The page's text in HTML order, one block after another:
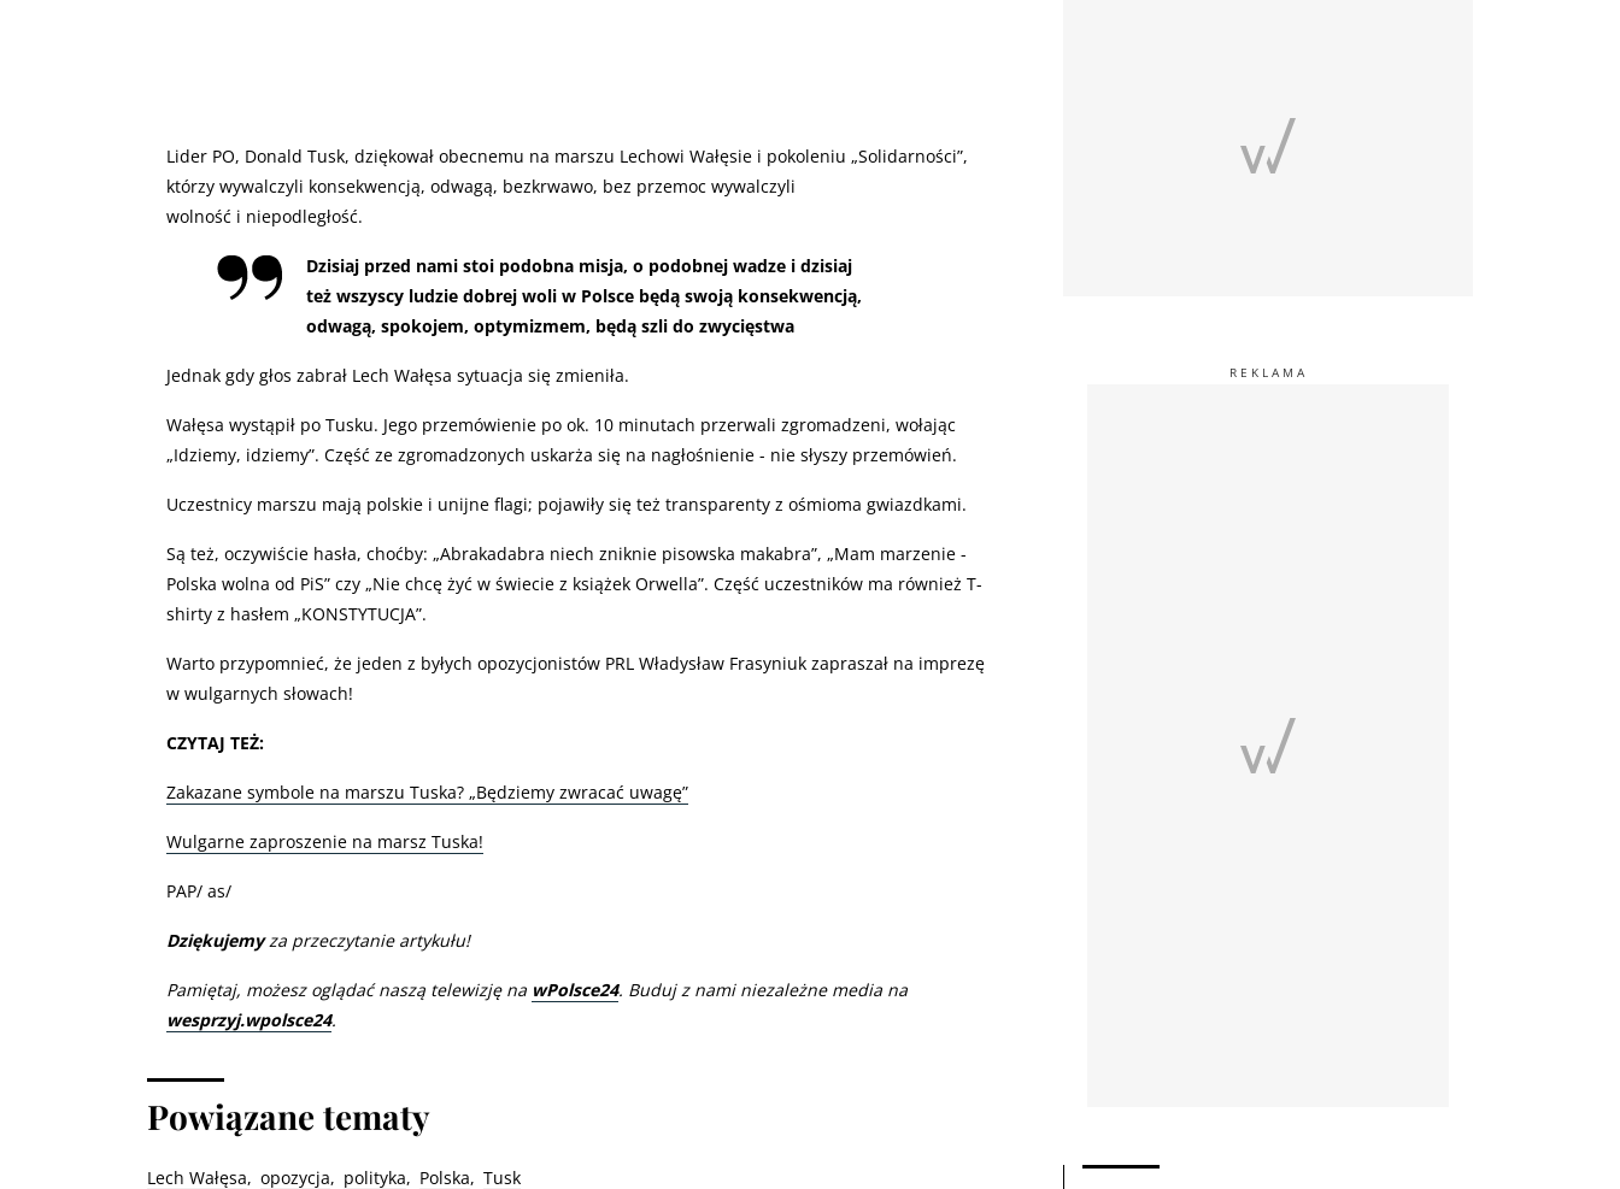
Lider PO, Donald Tusk, dziękował obecnemu na marszu Lechowi Wałęsie i pokoleniu „Solidarności”,
którzy wywalczyli konsekwencją, odwagą, bezkrwawo, bez przemoc wywalczyli
wolność i niepodległość.
Dzisiaj przed nami stoi podobna misja, o podobnej wadze i dzisiaj
też wszyscy ludzie dobrej woli w Polsce będą swoją konsekwencją,
odwagą, spokojem, optymizmem, będą szli do zwycięstwa
Jednak gdy głos zabrał Lech Wałęsa sytuacja się zmieniła.
Wałęsa wystąpił po Tusku. Jego przemówienie po ok. 10 minutach przerwali zgromadzeni, wołając
„Idziemy, idziemy”. Część ze zgromadzonych uskarża się na nagłośnienie - nie słyszy przemówień.
Uczestnicy marszu mają polskie i unijne flagi; pojawiły się też transparenty z ośmioma gwiazdkami.
Są też, oczywiście hasła, choćby: „Abrakadabra niech zniknie pisowska makabra”, „Mam marzenie -
Polska wolna od PiS” czy „Nie chcę żyć w świecie z książek Orwella”. Część uczestników ma również T-
shirty z hasłem „KONSTYTUCJA”.
Warto przypomnieć, że jeden z byłych opozycjonistów PRL Władysław Frasyniuk zapraszał na imprezę
w wulgarnych słowach!
CZYTAJ TEŻ:
Zakazane symbole na marszu Tuska? „Będziemy zwracać uwagę”
Wulgarne zaproszenie na marsz Tuska!
PAP/ as/
Dziękujemyza przeczytanie artykułu!
Pamiętaj, możesz oglądać naszą telewizję na wPolsce24. Buduj z nami niezależne media na
wesprzyj.wpolsce24.
Powiązane tematy
Lech Wałęsa opozycja polityka Polska Tusk